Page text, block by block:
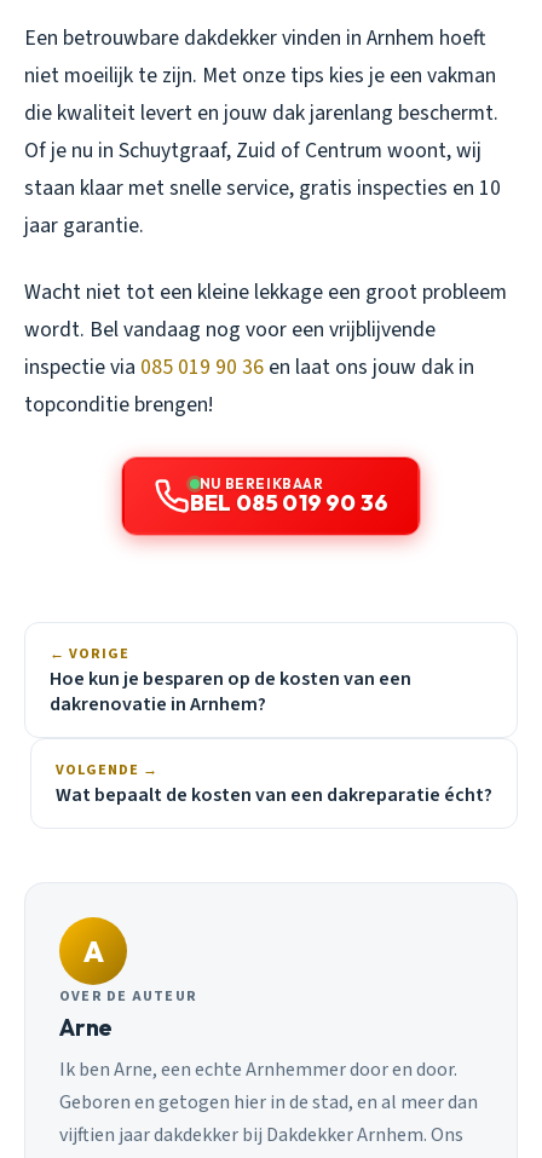
Een betrouwbare dakdekker vinden in Arnhem hoeft
niet moeilijk te zijn. Met onze tips kies je een vakman
die kwaliteit levert en jouw dak jarenlang beschermt.
Of je nu in Schuytgraaf, Zuid of Centrum woont, wij
staan klaar met snelle service, gratis inspecties en 10
jaar garantie.
Wacht niet tot een kleine lekkage een groot probleem
wordt. Bel vandaag nog voor een vrijblijvende
inspectie via 085 019 90 36 en laat ons jouw dak in
topconditie brengen!
NU BEREIKBAAR
BEL 085 019 90 36
← VORIGE
Hoe kun je besparen op de kosten van een
dakrenovatie in Arnhem?
VOLGENDE →
Wat bepaalt de kosten van een dakreparatie écht?
A
OVER DE AUTEUR
Arne
Ik ben Arne, een echte Arnhemmer door en door.
Geboren en getogen hier in de stad, en al meer dan
vijftien jaar dakdekker bij Dakdekker Arnhem. Ons